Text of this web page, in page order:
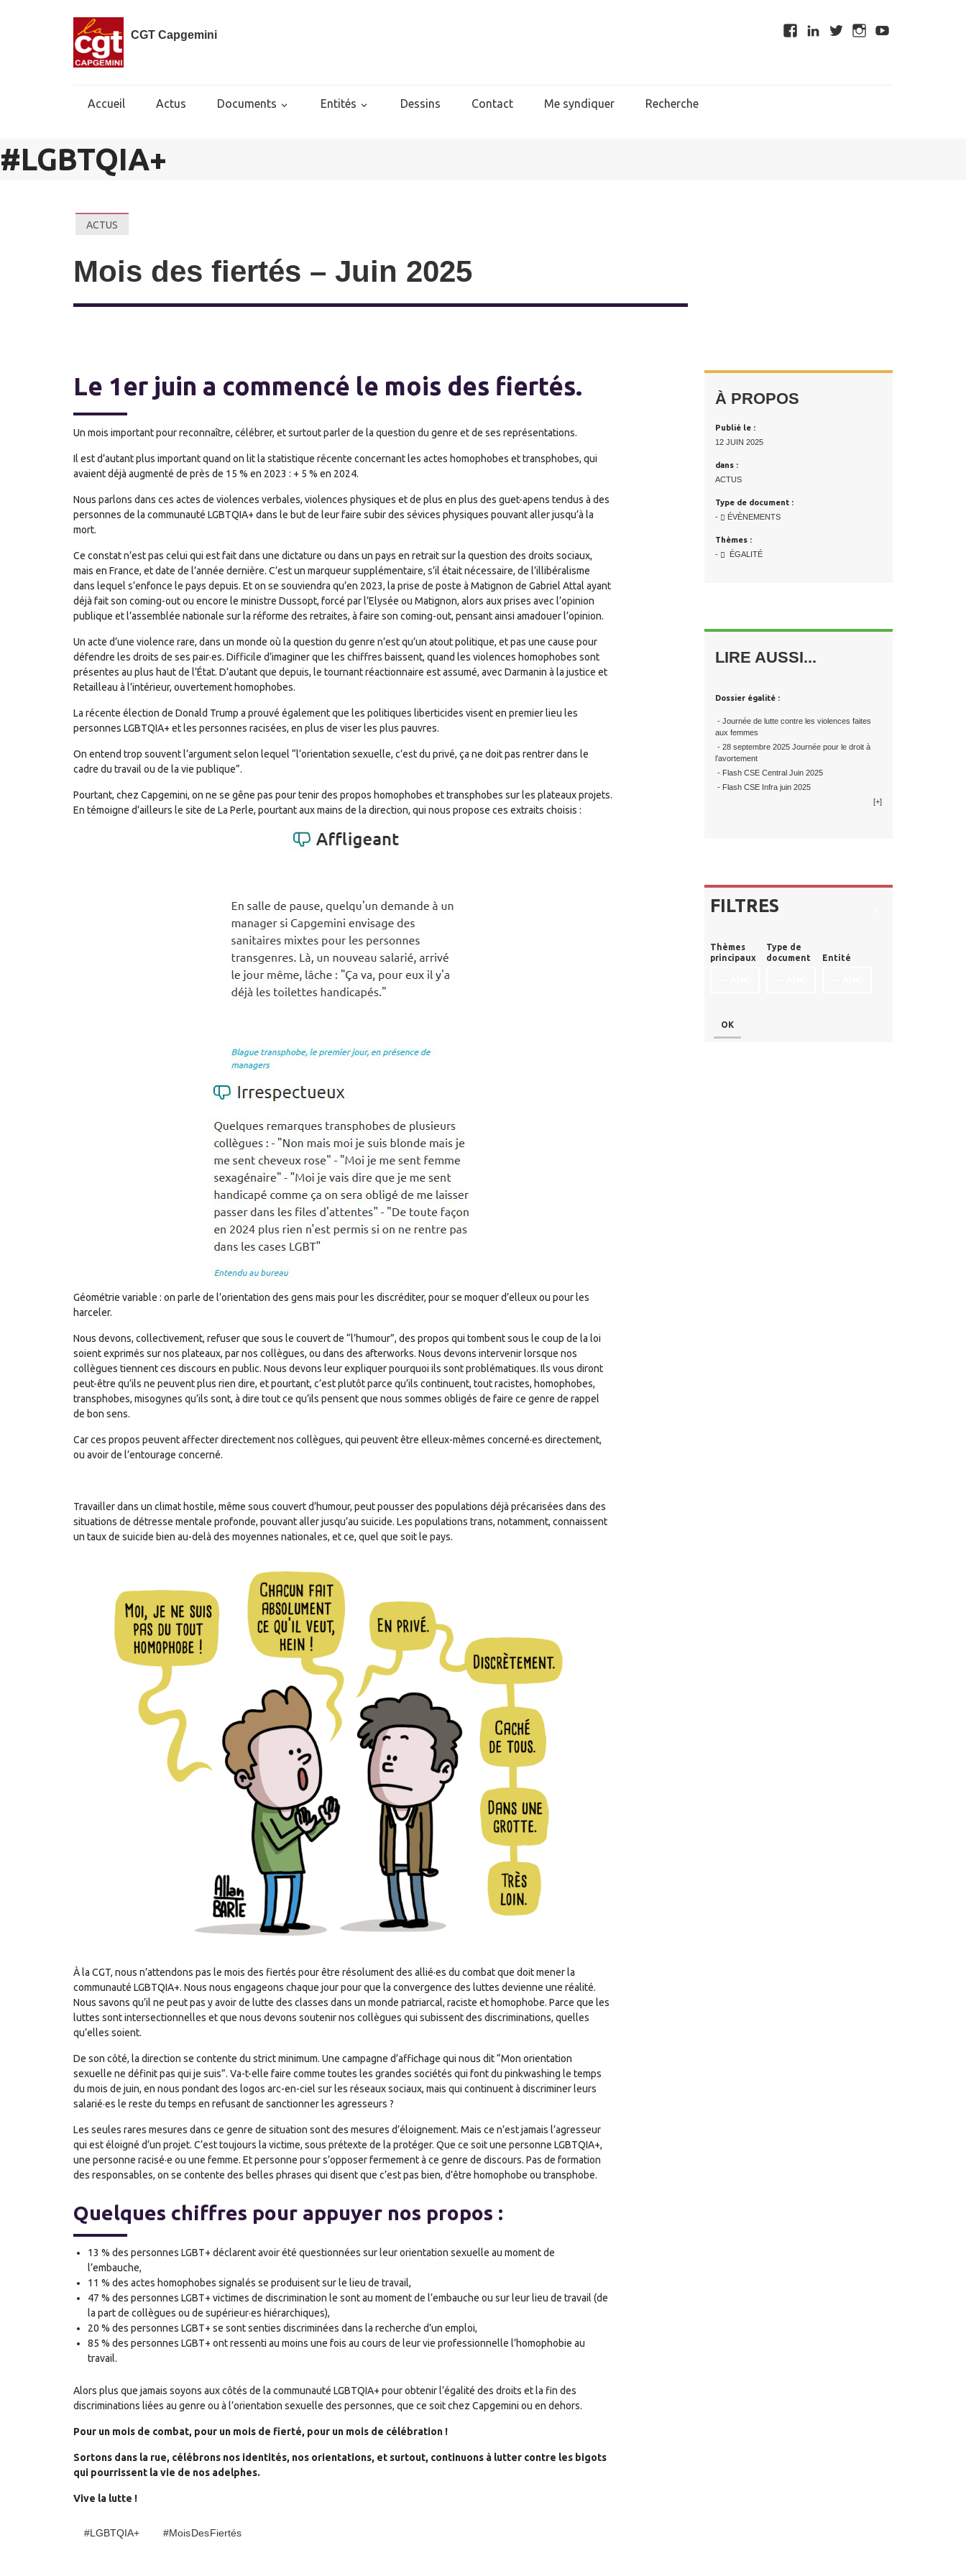
CGT Capgemini
Accueil Actus Documents Entités Dessins Contact Me syndiquer Recherche
#LGBTQIA+
ACTUS
Mois des fiertés – Juin 2025
Le 1er juin a commencé le mois des fiertés.
Un mois important pour reconnaître, célébrer, et surtout parler de la question du genre et de ses représentations.
Il est d’autant plus important quand on lit la statistique récente concernant les actes homophobes et transphobes, qui
avaient déjà augmenté de près de 15 % en 2023 : + 5 % en 2024.
Nous parlons dans ces actes de violences verbales, violences physiques et de plus en plus des guet-apens tendus à des
personnes de la communauté LGBTQIA+ dans le but de leur faire subir des sévices physiques pouvant aller jusqu’à la
mort.
Ce constat n’est pas celui qui est fait dans une dictature ou dans un pays en retrait sur la question des droits sociaux,
mais en France, et date de l’année dernière. C’est un marqueur supplémentaire, s’il était nécessaire, de l’illibéralisme
dans lequel s’enfonce le pays depuis. Et on se souviendra qu’en 2023, la prise de poste à Matignon de Gabriel Attal ayant
déjà fait son coming-out ou encore le ministre Dussopt, forcé par l’Elysée ou Matignon, alors aux prises avec l’opinion
publique et l’assemblée nationale sur la réforme des retraites, à faire son coming-out, pensant ainsi amadouer l’opinion.
Un acte d’une violence rare, dans un monde où la question du genre n’est qu’un atout politique, et pas une cause pour
défendre les droits de ses pair·es. Difficile d’imaginer que les chiffres baissent, quand les violences homophobes sont
présentes au plus haut de l’État. D’autant que depuis, le tournant réactionnaire est assumé, avec Darmanin à la justice et
Retailleau à l’intérieur, ouvertement homophobes.
La récente élection de Donald Trump a prouvé également que les politiques liberticides visent en premier lieu les
personnes LGBTQIA+ et les personnes racisées, en plus de viser les plus pauvres.
On entend trop souvent l’argument selon lequel “l’orientation sexuelle, c’est du privé, ça ne doit pas rentrer dans le
cadre du travail ou de la vie publique”.
Pourtant, chez Capgemini, on ne se gêne pas pour tenir des propos homophobes et transphobes sur les plateaux projets.
En témoigne d’ailleurs le site de La Perle, pourtant aux mains de la direction, qui nous propose ces extraits choisis :
Géométrie variable : on parle de l’orientation des gens mais pour les discréditer, pour se moquer d’elleux ou pour les
harceler.
Nous devons, collectivement, refuser que sous le couvert de “l’humour”, des propos qui tombent sous le coup de la loi
soient exprimés sur nos plateaux, par nos collègues, ou dans des afterworks. Nous devons intervenir lorsque nos
collègues tiennent ces discours en public. Nous devons leur expliquer pourquoi ils sont problématiques. Ils vous diront
peut-être qu’ils ne peuvent plus rien dire, et pourtant, c’est plutôt parce qu’ils continuent, tout racistes, homophobes,
transphobes, misogynes qu’ils sont, à dire tout ce qu’ils pensent que nous sommes obligés de faire ce genre de rappel
de bon sens.
Car ces propos peuvent affecter directement nos collègues, qui peuvent être elleux-mêmes concerné·es directement,
ou avoir de l’entourage concerné.
Travailler dans un climat hostile, même sous couvert d’humour, peut pousser des populations déjà précarisées dans des
situations de détresse mentale profonde, pouvant aller jusqu’au suicide. Les populations trans, notamment, connaissent
un taux de suicide bien au-delà des moyennes nationales, et ce, quel que soit le pays.
À la CGT, nous n’attendons pas le mois des fiertés pour être résolument des allié·es du combat que doit mener la
communauté LGBTQIA+. Nous nous engageons chaque jour pour que la convergence des luttes devienne une réalité.
Nous savons qu’il ne peut pas y avoir de lutte des classes dans un monde patriarcal, raciste et homophobe. Parce que les
luttes sont intersectionnelles et que nous devons soutenir nos collègues qui subissent des discriminations, quelles
qu’elles soient.
De son côté, la direction se contente du strict minimum. Une campagne d’affichage qui nous dit “Mon orientation
sexuelle ne définit pas qui je suis”. Va-t-elle faire comme toutes les grandes sociétés qui font du pinkwashing le temps
du mois de juin, en nous pondant des logos arc-en-ciel sur les réseaux sociaux, mais qui continuent à discriminer leurs
salarié·es le reste du temps en refusant de sanctionner les agresseurs ?
Les seules rares mesures dans ce genre de situation sont des mesures d’éloignement. Mais ce n’est jamais l’agresseur
qui est éloigné d’un projet. C’est toujours la victime, sous prétexte de la protéger. Que ce soit une personne LGBTQIA+,
une personne racisé·e ou une femme. Et personne pour s’opposer fermement à ce genre de discours. Pas de formation
des responsables, on se contente des belles phrases qui disent que c’est pas bien, d’être homophobe ou transphobe.
Quelques chiffres pour appuyer nos propos :
13 % des personnes LGBT+ déclarent avoir été questionnées sur leur orientation sexuelle au moment de
l’embauche,
11 % des actes homophobes signalés se produisent sur le lieu de travail,
47 % des personnes LGBT+ victimes de discrimination le sont au moment de l’embauche ou sur leur lieu de travail (de
la part de collègues ou de supérieur·es hiérarchiques),
20 % des personnes LGBT+ se sont senties discriminées dans la recherche d’un emploi,
85 % des personnes LGBT+ ont ressenti au moins une fois au cours de leur vie professionnelle l’homophobie au
travail.
Alors plus que jamais soyons aux côtés de la communauté LGBTQIA+ pour obtenir l’égalité des droits et la fin des
discriminations liées au genre ou à l’orientation sexuelle des personnes, que ce soit chez Capgemini ou en dehors.
Pour un mois de combat, pour un mois de fierté, pour un mois de célébration !
Sortons dans la rue, célébrons nos identités, nos orientations, et surtout, continuons à lutter contre les bigots
qui pourrissent la vie de nos adelphes.
Vive la lutte !
#LGBTQIA+ #Mois Des Fiertés
À PROPOS
Publié le :
12 JUIN 2025
dans :
ACTUS
Type de document :
-
ÉVÈNEMENTS
Thèmes :
-
ÉGALITÉ
LIRE AUSSI...
Dossier égalité :
- Journée de lutte contre les violences faites
aux femmes
- 28 septembre 2025 Journée pour le droit à
l’avortement
- Flash CSE Central Juin 2025
- Flash CSE Infra juin 2025
[+]
FILTRES
Thèmes
principaux
Type de
document
Entité